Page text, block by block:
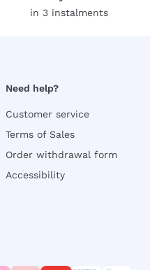
in 3 instalments
Need help?
Customer service
Terms of Sales
Order withdrawal form
Accessibility